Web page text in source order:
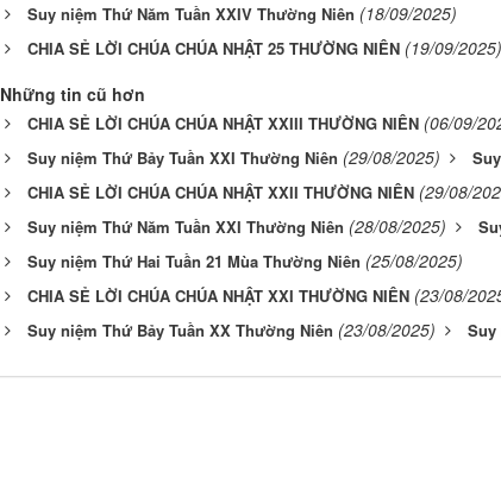
Suy niệm Thứ Năm Tuần XXIV Thường Niên (18/09/2025)
CHIA SẺ LỜI CHÚA CHÚA NHẬT 25 THƯỜNG NIÊN (19/09/2025)
Những tin cũ hơn
CHIA SẺ LỜI CHÚA CHÚA NHẬT XXIII THƯỜNG NIÊN (06/09/
Suy niệm Thứ Bảy Tuần XXI Thường Niên (29/08/2025)
CHIA SẺ LỜI CHÚA CHÚA NHẬT XXII THƯỜNG NIÊN (29/08/
Suy niệm Thứ Năm Tuần XXI Thường Niên (28/08/2025)
Suy niệm Thứ Hai Tuần 21 Mùa Thường Niên (25/08/2025)
CHIA SẺ LỜI CHÚA CHÚA NHẬT XXI THƯỜNG NIÊN (23/08/
Suy niệm Thứ Bảy Tuần XX Thường Niên (23/08/2025) Suy